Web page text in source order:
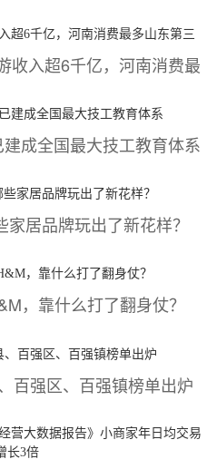
收入超6千亿，河南消费最
成全国最大技工教育体系
家居品牌玩出了新花样？
，靠什么打了翻身仗？
百强区、百强镇榜单出炉